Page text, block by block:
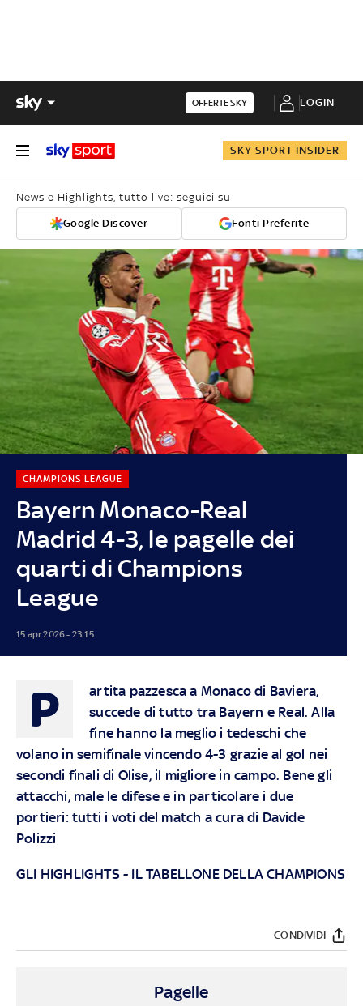
OFFERTE SKY LOGIN
SKY SPORT INSIDER
News e Highlights, tutto live: seguici su
Google Discover Fonti Preferite
Bayern Monaco-Real
Madrid 4-3, le pagelle dei
quarti di Champions
League
CHAMPIONS LEAGUE
15 apr 2026 - 23:15
P
artita pazzesca a Monaco di Baviera,
succede di tutto tra Bayern e Real. Alla
fine hanno la meglio i tedeschi che
volano in semifinale vincendo 4-3 grazie al gol nei
secondi finali di Olise, il migliore in campo. Bene gli
attacchi, male le difese e in particolare i due
portieri: tutti i voti del match a cura di Davide
Polizzi
GLI HIGHLIGHTS- IL TABELLONE DELLA CHAMPIONS
CONDIVIDI
Pagelle